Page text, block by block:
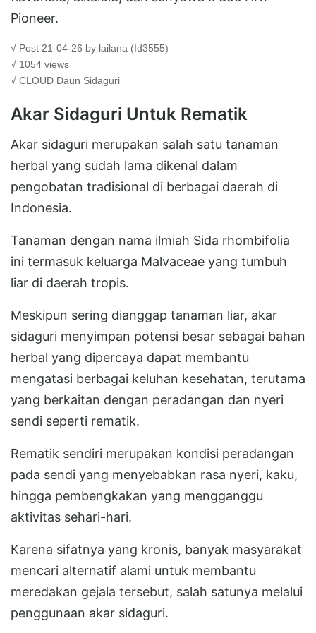
Pioneer.
√ Post 21-04-26 by lailana (Id3555)
√ 1054 views
√ CLOUD Daun Sidaguri
Akar Sidaguri Untuk Rematik
Akar sidaguri merupakan salah satu tanaman
herbal yang sudah lama dikenal dalam
pengobatan tradisional di berbagai daerah di
Indonesia.
Tanaman dengan nama ilmiah Sida rhombifolia
ini termasuk keluarga Malvaceae yang tumbuh
liar di daerah tropis.
Meskipun sering dianggap tanaman liar, akar
sidaguri menyimpan potensi besar sebagai bahan
herbal yang dipercaya dapat membantu
mengatasi berbagai keluhan kesehatan, terutama
yang berkaitan dengan peradangan dan nyeri
sendi seperti rematik.
Rematik sendiri merupakan kondisi peradangan
pada sendi yang menyebabkan rasa nyeri, kaku,
hingga pembengkakan yang mengganggu
aktivitas sehari-hari.
Karena sifatnya yang kronis, banyak masyarakat
mencari alternatif alami untuk membantu
meredakan gejala tersebut, salah satunya melalui
penggunaan akar sidaguri.